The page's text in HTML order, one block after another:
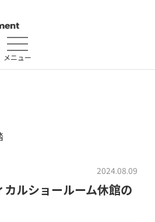
メニュー
ルショールーム休館の
2024.08.09